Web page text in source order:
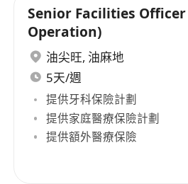
Senior Facilities Officer (Retail
Operation)
油尖旺, 油麻地
5天/週
提供牙科保險計劃
提供家庭醫療保險計劃
提供額外醫療保險